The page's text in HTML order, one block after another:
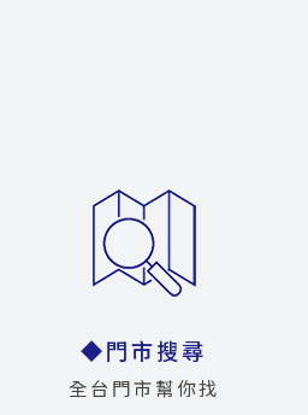
◆門市搜尋
全台門市幫你找